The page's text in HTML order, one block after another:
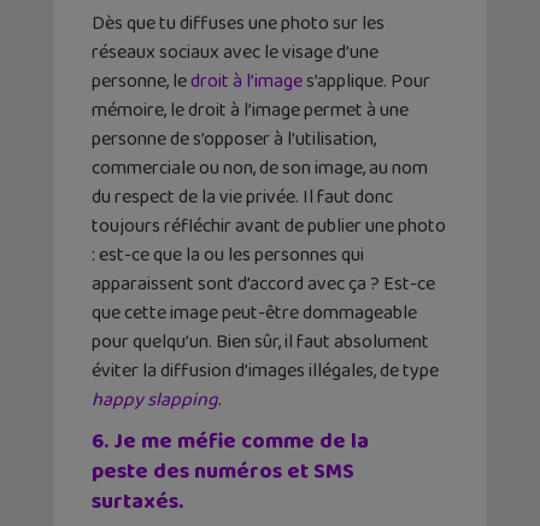
Dès que tu diffuses une photo sur les
réseaux sociaux avec le visage d’une
personne, ledroit à l’images’applique. Pour
mémoire, le droit à l’image permet à une
personne de s’opposer à l’utilisation,
commerciale ou non, de son image, au nom
du respect de la vie privée. Il faut donc
toujours réfléchir avant de publier une photo
: est-ce que la ou les personnes qui
apparaissent sont d’accord avec ça ? Est-ce
que cette image peut-être dommageable
pour quelqu’un. Bien sûr, il faut absolument
éviter la diffusion d’images illégales, de type
happy slapping.
6. Je me méfie comme de la
peste des numéros et SMS
surtaxés.